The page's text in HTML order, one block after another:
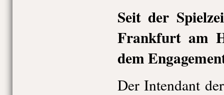
Seit der
Frankfurt am
dem
Der Intendant